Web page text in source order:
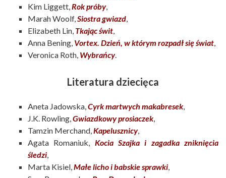
Kim Liggett,Rok próby,
Marah Woolf,Siostra gwiazd,
Elizabeth Lin, Tkając świt,
Anna Bening, Vortex. Dzień, w którym rozpadł się świat,
Veronica Roth, Wybrańcy.
Literatura dziecięca
Aneta Jadowska,Cyrk martwych makabresek,
J.K. Rowling,Gwiazdkowy prosiaczek,
Tamzin Merchand,Kapelusznicy,
Agata Romaniuk, Kocia Szajka i zagadka zniknięcia
śledzi,
Marta Kisiel,Małe licho i babskie sprawki,